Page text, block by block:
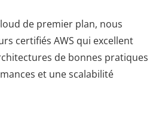
de premier plan, nous
certifiés AWS qui excellent
de bonnes pratiques
et une scalabilité